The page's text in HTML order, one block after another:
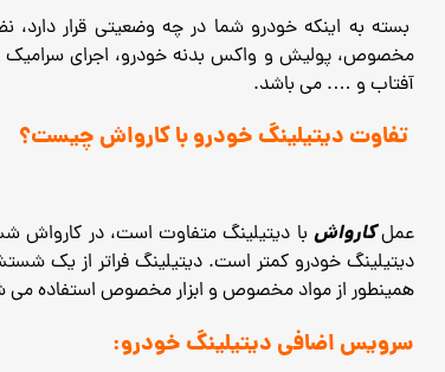
بسته به اینکه خودرو شما در چه وضعیتی قرار
مخصوص، پولیش و واکس بدنه خودرو، اجرای سرامیک
آفتاب و …. می باشد.
تفاوت دیتیلینگ خودرو با کارواش چیست؟
عملکارواش با دیتیلینگ متفاوت است، در
دیتیلینگ خودرو کمتر است.دیتیلینگ فراتر از یک
همینطور از مواد مخصوص و ابزار مخصوص استفاده می
سرویس اضافی دیتیلینگ خودرو: